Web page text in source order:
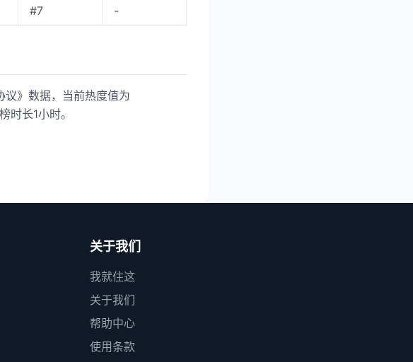
#7 -
》数据，当前热度值为
长1小时。
关于我们
我就住这
关于我们
帮助中心
使用条款